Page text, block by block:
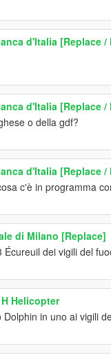
d'Italia [Replace /
d'Italia [Replace /
o della gdf?
d'Italia [Replace /
c'è in programma
di Milano [Replace]
dei vigili del
Helicopter
in uno ai vigili